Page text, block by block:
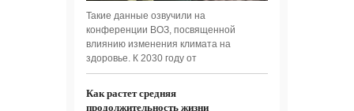
Такие данные озвучили на
конференции ВОЗ, посвященной
влиянию изменения климата на
здоровье. К 2030 году от
Как растет средняя
продолжительность жизни